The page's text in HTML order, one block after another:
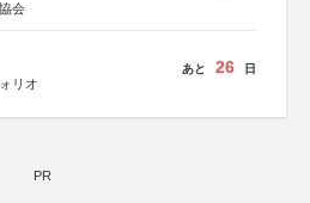
会
リオ
あと 26 日
PR